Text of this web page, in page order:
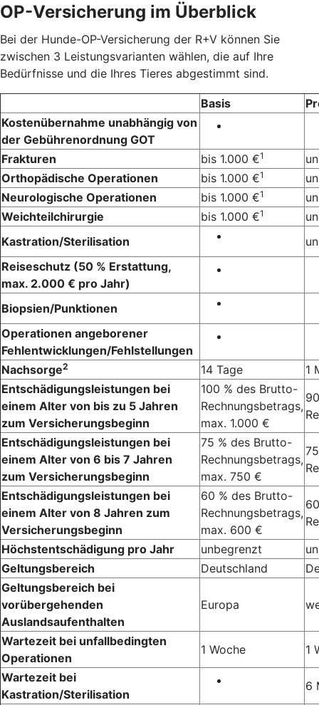
OP-Versicherung im Überblick
Bei der Hunde-OP-Versicherung der R+V können Sie
zwischen 3 Leistungsvarianten wählen, die auf Ihre
Bedürfnisse und die Ihres Tieres abgestimmt sind.
Basis
Kostenübernahme unabhängig von
der Gebührenordnung GOT
Frakturen
bis 1.000 €1
Orthopädische Operationen
bis 1.000 €1
Neurologische Operationen
bis 1.000 €1
Weichteilchirurgie
bis 1.000 €1
Kastration/Sterilisation
Reiseschutz (50 % Erstattung,
max. 2.000 € pro Jahr)
Biopsien/Punktionen
Operationen angeborener
Fehlentwicklungen/Fehlstellungen
Nachsorge2 14 Tage
1
Entschädigungsleistungen bei
einem Alter von bis zu 5 Jahren
zum Versicherungsbeginn
100 % des Brutto-
Rechnungsbetrags,
max. 1.000 €
Entschädigungsleistungen bei
einem Alter von 6 bis 7 Jahren
zum Versicherungsbeginn
75 % des Brutto-
Rechnungsbetrags,
max. 750 €
Entschädigungsleistungen bei
einem Alter von 8 Jahren zum
Versicherungsbeginn
60 % des Brutto-
Rechnungsbetrags,
max. 600 €
Höchstentschädigung pro Jahr
unbegrenzt
Geltungsbereich
Deutschland
Geltungsbereich bei
vorübergehenden
Auslandsaufenthalten
Europa
Wartezeit bei unfallbedingten
Operationen
1 Woche
1
Wartezeit bei
Kastration/Sterilisation
6